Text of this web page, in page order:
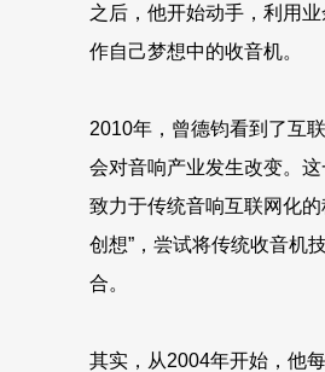
之后，他开始动手，利用业
作自己梦想中的收音机。
2010年，曾德钧看到了互
会对音响产业发生改变。
致力于传统音响互联网化的
创想”，尝试将传统收音机
合。
其实，从2004年开始，他